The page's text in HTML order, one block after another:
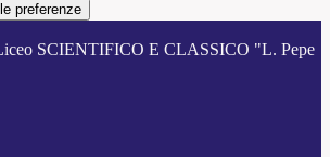
preferenze
SCIENTIFICO E CLASSICO "L. Pepe